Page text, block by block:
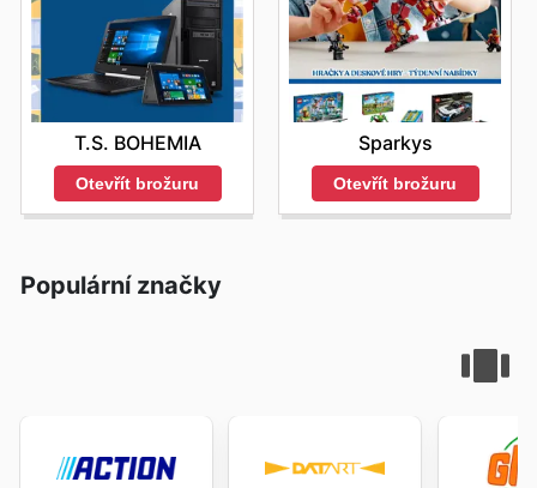
T.S. BOHEMIA
Otevřít brožuru
Sparkys
Otevřít brožuru
Populární značky